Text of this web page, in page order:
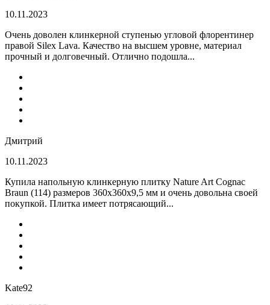
10.11.2023
Очень доволен клинкерной ступенью угловой флорентинер
правой Silex Lava. Качество на высшем уровне, материал
прочный и долговечный. Отлично подошла...
Дмитрий
10.11.2023
Купила напольную клинкерную плитку Nature Art Cognac
Braun (114) размеров 360x360x9,5 мм и очень довольна своей
покупкой. Плитка имеет потрясающий...
Kate92